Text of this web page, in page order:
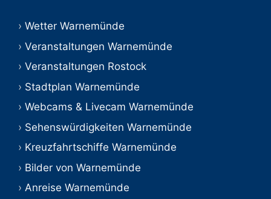
Wetter Warnemünde
Veranstaltungen Warnemünde
Veranstaltungen Rostock
Stadtplan Warnemünde
Webcams & Livecam Warnemünde
Sehenswürdigkeiten Warnemünde
Kreuzfahrtschiffe Warnemünde
Bilder von Warnemünde
Anreise Warnemünde